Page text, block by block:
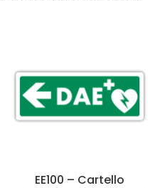
EE100 – Cartello